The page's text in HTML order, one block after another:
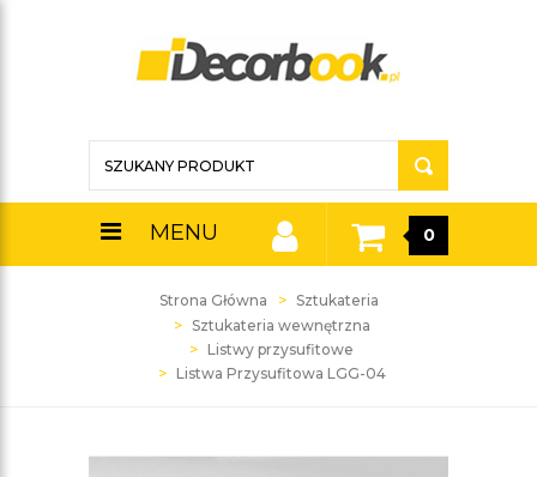
MENU 0
Strona Główna
Sztukateria
Sztukateria wewnętrzna
Listwy przysufitowe
Listwa Przysufitowa LGG-04